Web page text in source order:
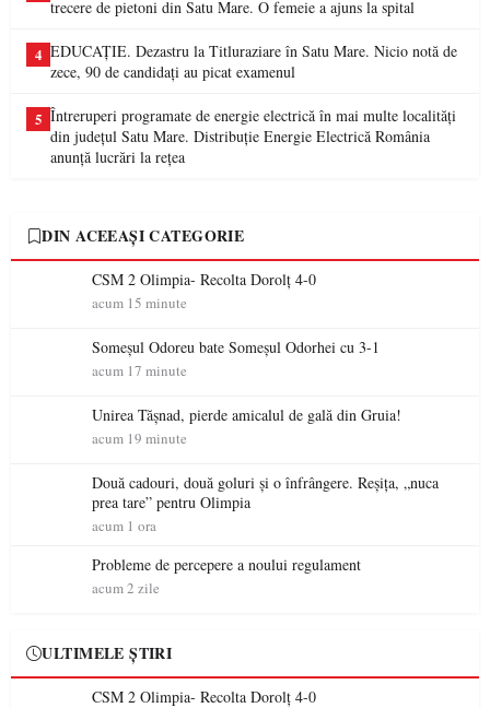
trecere de pietoni din Satu Mare. O femeie a ajuns la spital
4 EDUCAȚIE. Dezastru la Titluraziare în Satu Mare. Nicio notă de
zece, 90 de candidați au picat examenul
5 Întreruperi programate de energie electrică în mai multe localități
din județul Satu Mare. Distribuție Energie Electrică România
anunță lucrări la rețea
DIN ACEEAȘI CATEGORIE
CSM 2 Olimpia- Recolta Dorolț 4-0
acum 15 minute
Someșul Odoreu bate Someșul Odorhei cu 3-1
acum 17 minute
Unirea Tășnad, pierde amicalul de gală din Gruia!
acum 19 minute
Două cadouri, două goluri și o înfrângere. Reșița, „nuca
prea tare” pentru Olimpia
acum 1 ora
Probleme de percepere a noului regulament
acum 2 zile
ULTIMELE ȘTIRI
CSM 2 Olimpia- Recolta Dorolț 4-0